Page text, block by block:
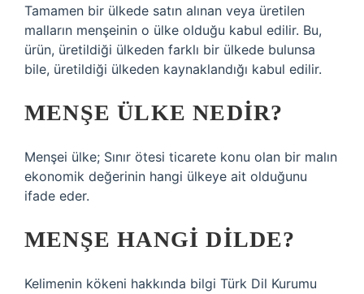
Tamamen bir ülkede satın alınan veya üretilen
malların menşeinin o ülke olduğu kabul edilir. Bu,
ürün, üretildiği ülkeden farklı bir ülkede bulunsa
bile, üretildiği ülkeden kaynaklandığı kabul edilir.
MENŞE ÜLKE NEDIR?
Menşei ülke; Sınır ötesi ticarete konu olan bir malın
ekonomik değerinin hangi ülkeye ait olduğunu
ifade eder.
MENŞE HANGI DILDE?
Kelimenin kökeni hakkında bilgi Türk Dil Kurumu